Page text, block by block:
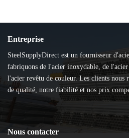
Entreprise
SteelSupplyDirect est un fournisseur
fabriquons de l'acier inoxydable, de
l'acier revêtu de couleur. Les clients nous
de qualité, notre fiabilité et nos prix
Nous contacter